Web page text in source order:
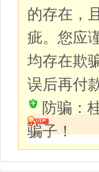
的存在，
疵。您应
均存在欺
误后再付
防骗：
骗子！